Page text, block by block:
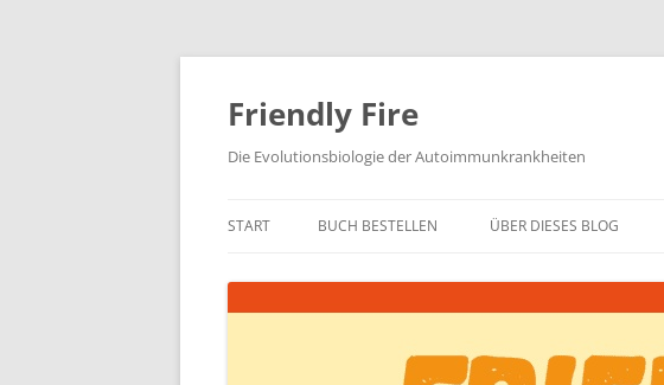
Zum
springen
Friendly Fire
Die Evolutionsbiologie der Autoimmunkrankheiten
START BUCH BESTELLEN ÜBER DIESES BLOG